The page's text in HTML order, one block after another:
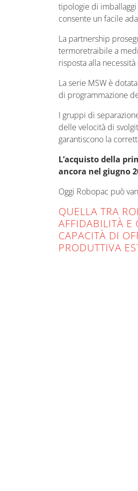
tipologie di
consente un facile
La partnership
termoretraibile a
risposta alla
La serie MSW è
di programmazione
I gruppi di
delle velocità di
garantiscono la
L’acquisto della
ancora nel giugno
Oggi Robopac può
QUELLA TRA
AFFIDABILITÀ E
CAPACITÀ DI
PRODUTTIVA